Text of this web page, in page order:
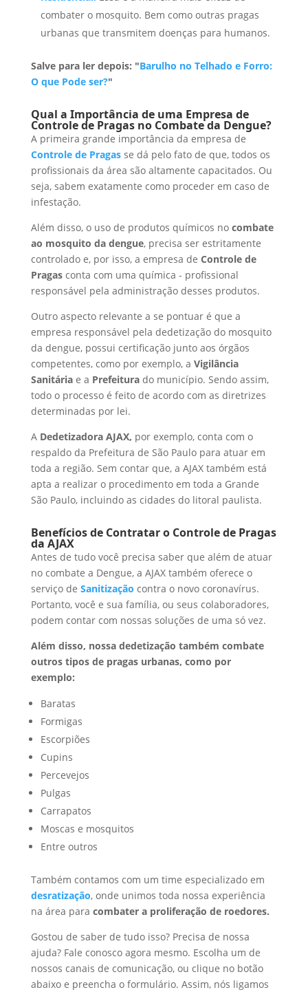
combater o mosquito. Bem como outras pragas
urbanas que transmitem doenças para humanos.
Salve para ler depois: "Barulho no Telhado e Forro:
O que Pode ser?"
Qual a Importância de uma Empresa de
Controle de Pragas no Combate da Dengue?
A primeira grande importância da empresa de
Controle de Pragasse dá pelo fato de que, todos os
profissionais da área são altamente capacitados. Ou
seja, sabem exatamente como proceder em caso de
infestação.
Além disso, o uso de produtos químicos no combate
ao mosquito da dengue, precisa ser estritamente
controlado e, por isso, a empresa de Controle de
Pragasconta com uma química - profissional
responsável pela administração desses produtos.
Outro aspecto relevante a se pontuar é que a
empresa responsável pela dedetização do mosquito
da dengue, possui certificação junto aos órgãos
competentes, como por exemplo, a Vigilância
Sanitáriae a Prefeitura do município. Sendo assim,
todo o processo é feito de acordo com as diretrizes
determinadas por lei.
A Dedetizadora AJAX, por exemplo, conta com o
respaldo da Prefeitura de São Paulo para atuar em
toda a região. Sem contar que, a AJAX também está
apta a realizar o procedimento em toda a Grande
São Paulo, incluindo as cidades do litoral paulista.
Benefícios de Contratar o Controle de Pragas
da AJAX
Antes de tudo você precisa saber que além de atuar
no combate a Dengue, a AJAX também oferece o
serviço de Sanitização contra o novo coronavírus.
Portanto, você e sua família, ou seus colaboradores,
podem contar com nossas soluções de uma só vez.
Além disso, nossa dedetização também combate
outros tipos de pragas urbanas, como por
exemplo:
Baratas
Formigas
Escorpiões
Cupins
Percevejos
Pulgas
Carrapatos
Moscas e mosquitos
Entre outros
Também contamos com um time especializado em
desratização, onde unimos toda nossa experiência
na área para combater a proliferação de roedores.
Gostou de saber de tudo isso? Precisa de nossa
ajuda? Fale conosco agora mesmo. Escolha um de
nossos canais de comunicação, ou clique no botão
abaixo e preencha o formulário. Assim, nós ligamos